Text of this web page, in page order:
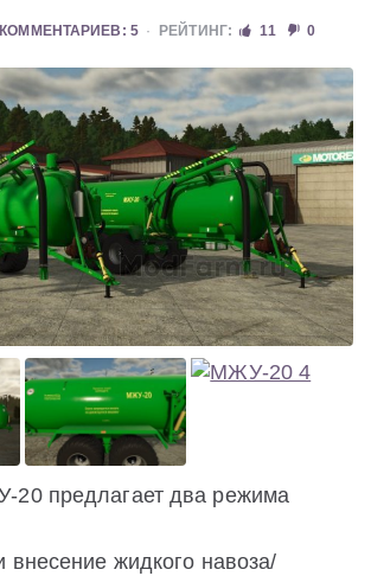
КОММЕНТАРИЕВ: 5 РЕЙТИНГ: 11 0
20 предлагает два режима
внесение жидкого навоза/